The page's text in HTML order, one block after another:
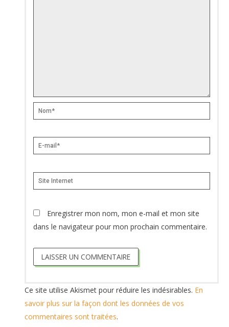
Nom*
E-
mail*
Site
Internet
Enregistrer mon nom, mon e-mail et mon site
dans le navigateur pour mon prochain commentaire.
Ce site utilise Akismet pour réduire les indésirables. En
savoir plus sur la façon dont les données de vos
commentaires sont traitées.